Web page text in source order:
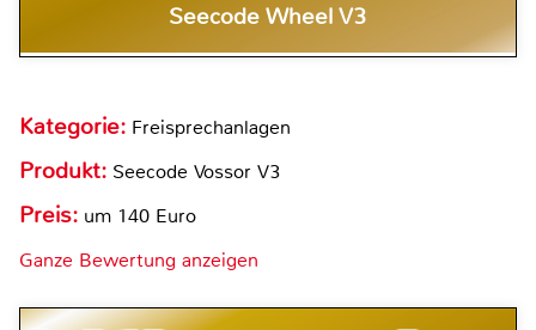
Seecode Wheel V3
Kategorie: Freisprechanlagen
Produkt: Seecode Vossor V3
Preis: um 140 Euro
Ganze Bewertung anzeigen